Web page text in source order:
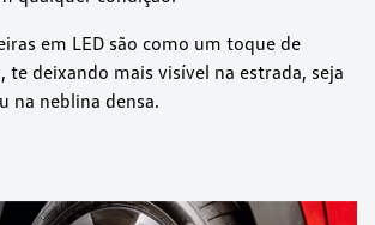
em LED são como um toque de
te deixando mais visível na estrada, seja
na neblina densa.